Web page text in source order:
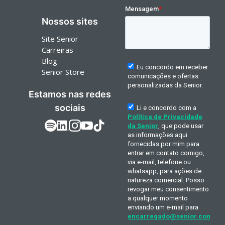
Nossos sites
Site Senior
Carreiras
Blog
Senior Store
Estamos nas redes
sociais